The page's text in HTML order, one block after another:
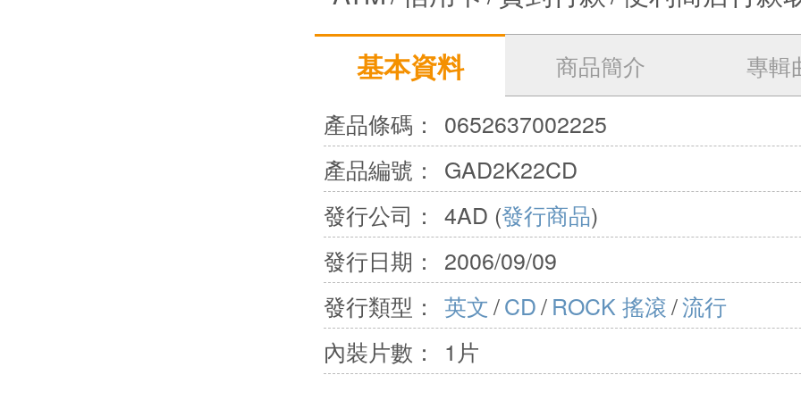
基本資料
商品簡介
專輯
產品條碼：
0652637002225
產品編號：
GAD2K22CD
發行公司： 4AD (發行商品)
發行日期：
2006/09/09
發行類型： 英文/CD/ROCK 搖滾/流行
內裝片數：
1片